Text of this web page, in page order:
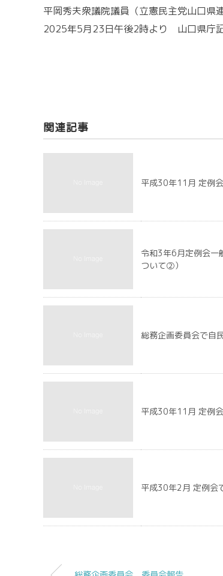
平岡秀夫衆議院議員（立憲民主党山口県
2025年5月23日午後2時より 山口県庁
関連記事
平成30年11月 定例
令和3年6月定例会一
ついて②）
総務企画委員会で自
平成30年11月 定例
平成30年2月 定例会